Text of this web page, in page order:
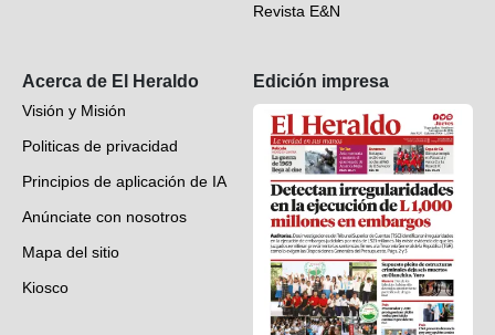
Revista E&N
Acerca de El Heraldo
Visión y Misión
Politicas de privacidad
Principios de aplicación de IA
Anúnciate con nosotros
Mapa del sitio
Kiosco
Edición impresa